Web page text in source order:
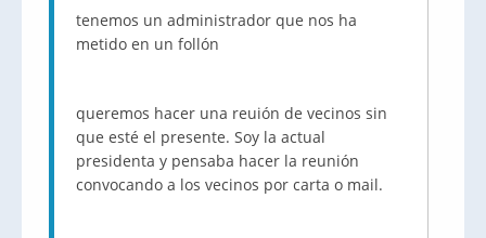
tenemos un administrador que nos ha
metido en un follón
queremos hacer una reuión de vecinos sin
que esté el presente. Soy la actual
presidenta y pensaba hacer la reunión
convocando a los vecinos por carta o mail.